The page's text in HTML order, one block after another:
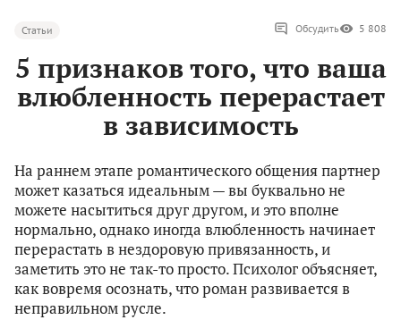
Статьи Обсудить 5 808
5 признаков того, что ваша
влюбленность перерастает
в зависимость
На раннем этапе романтического общения партнер
может казаться идеальным — вы буквально не
можете насытиться друг другом, и это вполне
нормально, однако иногда влюбленность начинает
перерастать в нездоровую привязанность, и
заметить это не так-то просто. Психолог объясняет,
как вовремя осознать, что роман развивается в
неправильном русле.